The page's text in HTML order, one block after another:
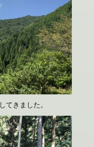
てきました。